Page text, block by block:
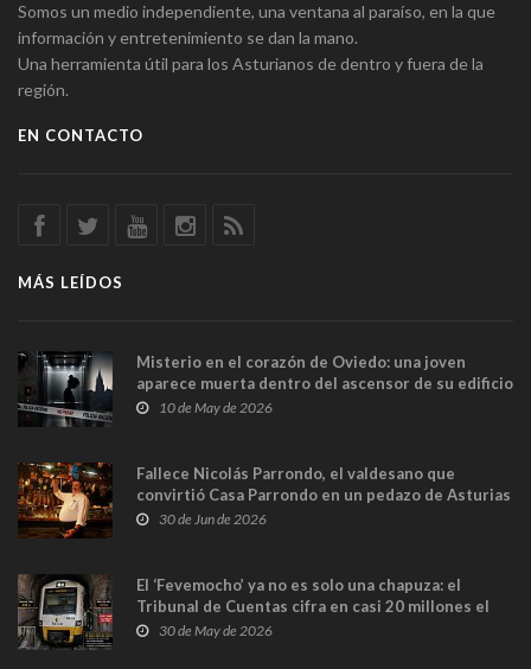
Somos un medio independiente, una ventana al paraíso, en la que
información y entretenimiento se dan la mano.
Una herramienta útil para los Asturianos de dentro y fuera de la
región.
EN CONTACTO
MÁS LEÍDOS
Misterio en el corazón de Oviedo: una joven
aparece muerta dentro del ascensor de su edificio
y las cámaras captan sus últimos minutos
10 de May de 2026
Fallece Nicolás Parrondo, el valdesano que
convirtió Casa Parrondo en un pedazo de Asturias
en Madrid
30 de Jun de 2026
El ‘Fevemocho’ ya no es solo una chapuza: el
Tribunal de Cuentas cifra en casi 20 millones el
sobrecoste de los trenes que no cabían por los
30 de May de 2026